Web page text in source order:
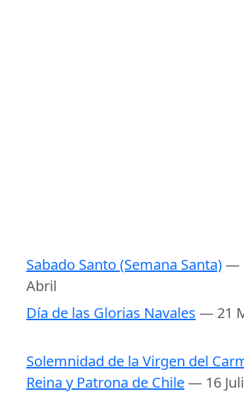
Sabado Santo (Semana Santa)—
Abril
Día de las Glorias Navales — 21
Solemnidad de la Virgen del
Reina y Patrona de Chile— 16